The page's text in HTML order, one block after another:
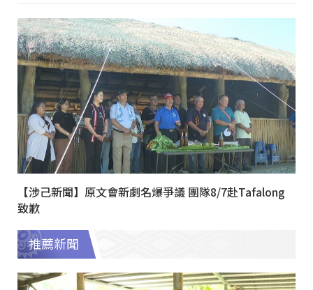
【涉己新聞】原文會新劇名爆爭議 團隊8/7赴Tafalong
致歉
推薦新聞